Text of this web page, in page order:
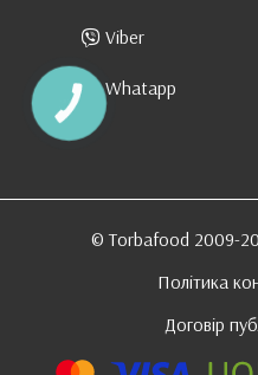
Viber
Whatapp
© Torbafood 2009-
Політика
Договір
КНОПКА
ЗВ'ЯЗКУ